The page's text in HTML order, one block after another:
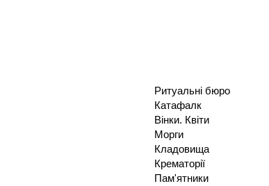
Ритуальні бюро
Катафалк
Вінки. Квіти
Морги
Кладовища
Крематорії
Пам'ятники